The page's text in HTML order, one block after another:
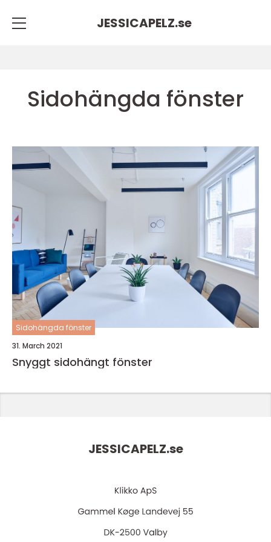
JESSICAPELZ.se
Sidohängda fönster
Sidohängda fönster
31. March 2021
Snyggt sidohängt fönster
JESSICAPELZ.se